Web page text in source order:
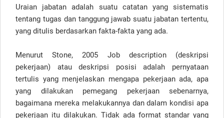
Uraian jabatan adalah suatu catatan yang sistematis
tentang tugas dan tanggung jawab suatu jabatan tertentu,
yang ditulis berdasarkan fakta-fakta yang ada.
Menurut Stone, 2005 Job description (deskripsi
pekerjaan) atau deskripsi posisi adalah pernyataan
tertulis yang menjelaskan mengapa pekerjaan ada, apa
yang dilakukan pemegang pekerjaan sebenarnya,
bagaimana mereka melakukannya dan dalam kondisi apa
pekerjaan itu dilakukan. Tidak ada format standar yang